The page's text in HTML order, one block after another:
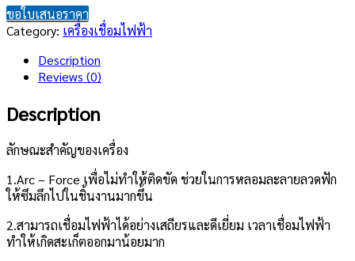
ขอใบเสนอราคา
Category: เครื่องเชื่อมไฟฟ้า
Description
Reviews (0)
Description
ลักษณะสำคัญของเครื่อง
1.Arc – Force เพื่อไม่ทำให้ติดขัด ช่วยในการหลอมละลายลวดฟัก
ให้ซึมลึกไปในชิ้นงานมากขึ้น
2.สามารถเชื่อมไฟฟ้าได้อย่างเสถียรและดีเยี่ยม เวลาเชื่อมไฟฟ้า
ทำให้เกิดสะเก็ตออกมาน้อยมาก